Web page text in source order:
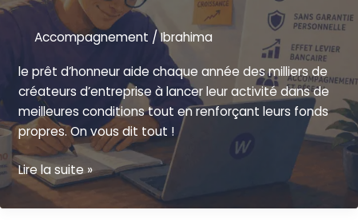
Accompagnement /Ibrahima
le prêt d’honneur aide chaque année des milliers de
créateurs d’entreprise à lancer leur activité dans de
meilleures conditions tout en renforçant leurs fonds
propres. On vous dit tout !
Prêt
d’honneur
création
Lire la suite »